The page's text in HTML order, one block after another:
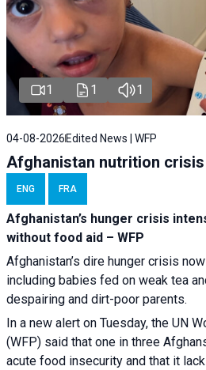
1 1 1
04-08-2026 Edited News | WFP
Afghanistan nutrition crisis
ENG FRA
Afghanistan’s hunger crisis
without food aid – WFP
Afghanistan’s dire hunger crisis
including babies fed on weak tea
despairing and dirt-poor parents.
In a new alert on Tuesday, the UN
(WFP) said that one in three
acute food insecurity and that it